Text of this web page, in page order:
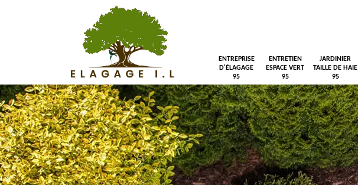
ENTREPRISE
D'ÉLAGAGE
95
ENTRETIEN
ESPACE VERT
95
JARDINIER
TAILLE DE HAIE
95